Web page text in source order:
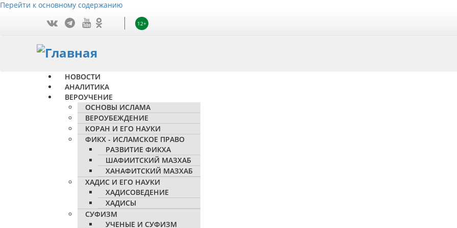
Перейти к основному содержанию
12+
НОВОСТИ
АНАЛИТИКА
ВЕРОУЧЕНИЕ
ОСНОВЫ ИСЛАМА
ВЕРОУБЕЖДЕНИЕ
КОРАН И ЕГО НАУКИ
ФИКХ - ИСЛАМСКОЕ ПРАВО
РАЗВИТИЕ ФИКХА
ШАФИИТСКИЙ МАЗХАБ
ХАНАФИТСКИЙ МАЗХАБ
ХАДИС И ЕГО НАУКИ
ХАДИСОВЕДЕНИЕ
ХАДИСЫ
СУФИЗМ
УЧЕНЫЕ И СУФИЗМ